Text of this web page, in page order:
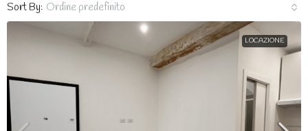
Sort By: Ordine predefinito
LOCAZIONE